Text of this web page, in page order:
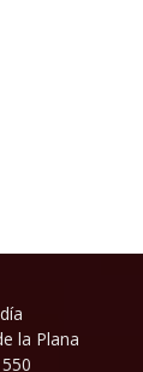
la Plana